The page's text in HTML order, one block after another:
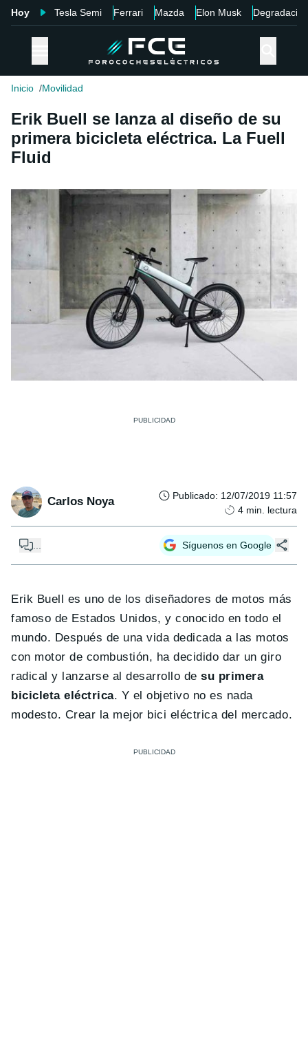
Hoy Tesla Semi Ferrari Mazda Elon Musk Degradación
Inicio Movilidad
Erik Buell se lanza al diseño de su
primera bicicleta eléctrica. La Fuell
Fluid
Carlos Noya Publicado: 12/07/2019 11:57
4 min. lectura
Síguenos en Google
Erik Buell es uno de los diseñadores de motos más
famoso de Estados Unidos, y conocido en todo el
mundo. Después de una vida dedicada a las motos
con motor de combustión, ha decidido dar un giro
radical y lanzarse al desarrollo desu primera
bicicleta eléctrica. Y el objetivo no es nada
modesto. Crear la mejor bici eléctrica del mercado.